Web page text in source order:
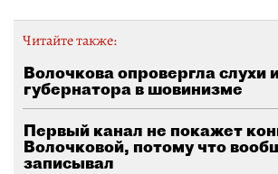
Читайте также:
Волочкова опровергла слухи
губернатора в шовинизме
Первый канал не покажет
Волочковой, потому что
записывал